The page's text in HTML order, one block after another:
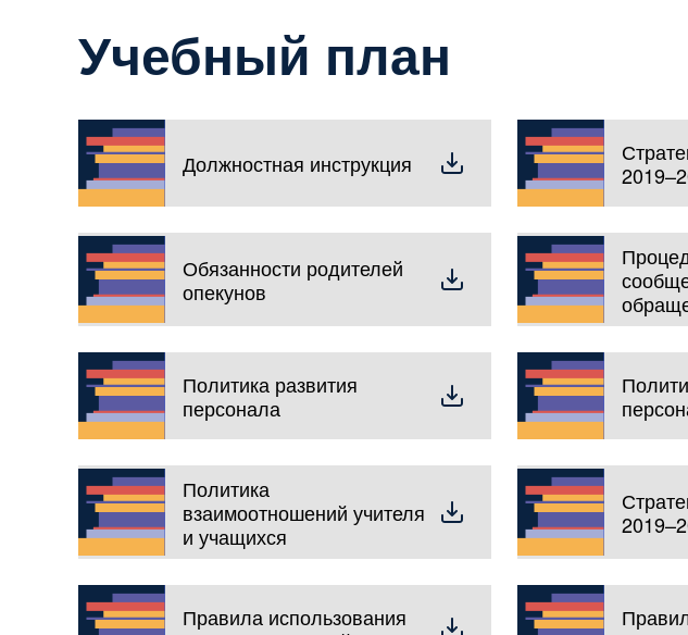
Учебный план
Должностная инструкция
Обязанности родителей
опекунов
Политика развития
персонала
Политика
взаимоотношений учителя
и учащихся
Правила использования